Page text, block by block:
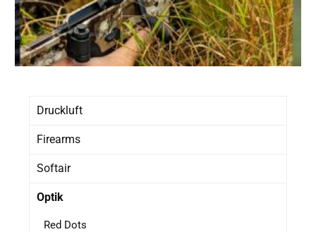
Druckluft
Firearms
Softair
Optik
Red Dots